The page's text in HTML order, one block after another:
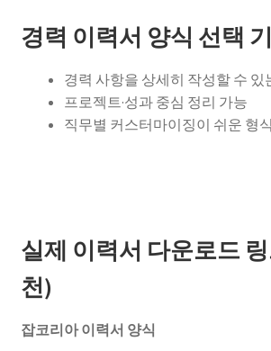
경력 이력서 양식 선택
경력 사항을 상세히 작성할 수 있
프로젝트·성과 중심 정리 가능
직무별 커스터마이징이 쉬운 형식
실제 이력서 다운로드
천)
잡코리아 이력서 양식